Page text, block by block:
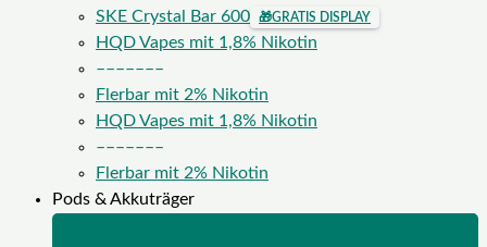
SKE Crystal Bar 600
🎁GRATIS DISPLAY
HQD Vapes mit 1,8% Nikotin
–––––––
Flerbar mit 2% Nikotin
HQD Vapes mit 1,8% Nikotin
–––––––
Flerbar mit 2% Nikotin
Pods & Akkuträger